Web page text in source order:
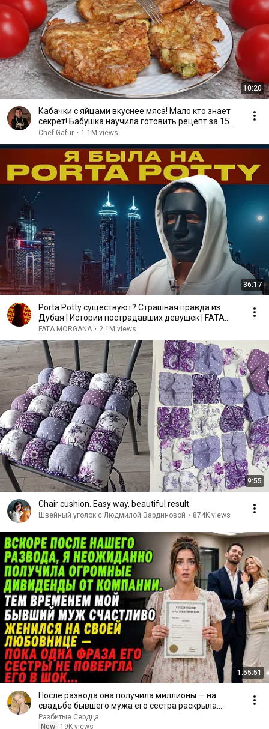
10:20
Кабачки с яйцами вкуснее мяса! Мало кто знает
секрет! Бабушка научила готовить рецепт за 15
минут
Chef Gafur • 1.1M views
36:17
Porta Potty существуют? Страшная правда из
Дубая | Истории пострадавших девушек | FATA
MORGANA
FATA MORGANA • 2.1M views
9:55
Chair cushion. Easy way, beautiful result
Швейный уголок с Людмилой Зардиновой • 874K views
1:55:51
После развода она получила миллионы — на
свадьбе бывшего мужа его сестра раскрыла
правду
Разбитые Сердца
New
19K views